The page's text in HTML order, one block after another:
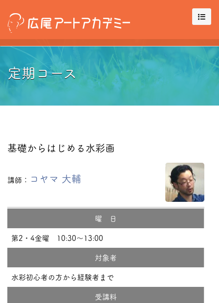
定期コース
基礎からはじめる水彩画
講師： コヤマ 大輔
曜 日
第2・4金曜 10:30～13:00
対象者
水彩初心者の方から経験者まで
受講料